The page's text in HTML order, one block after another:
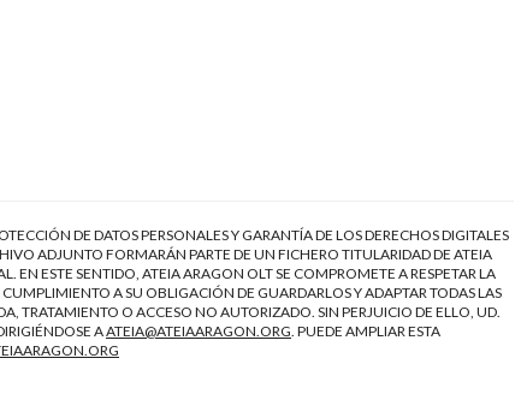
DE DATOS PERSONALES Y GARANTÍA DE LOS DERECHOS DIGITALES
ADJUNTO FORMARÁN PARTE DE UN FICHERO TITULARIDAD DE ATEIA
ESTE SENTIDO, ATEIA ARAGON OLT SE COMPROMETE A RESPETAR LA
A SU OBLIGACIÓN DE GUARDARLOS Y ADAPTAR TODAS LAS
TRATAMIENTO O ACCESO NO AUTORIZADO. SIN PERJUICIO DE ELLO, UD.
AATEIA@ATEIAARAGON.ORG. PUEDE AMPLIAR ESTA